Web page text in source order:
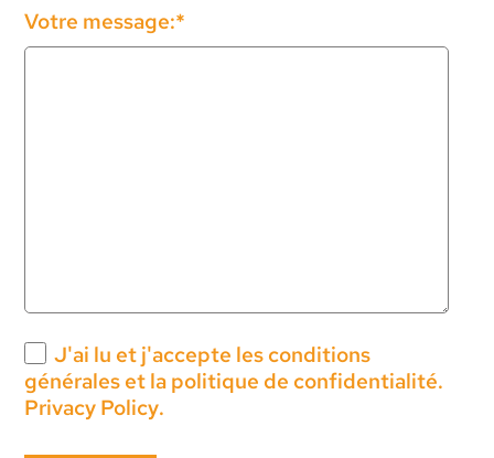
Champ
obligatoire
Votre message:*
J'ai lu et j'accepte les conditions
générales et la politique de confidentialité.
Privacy Policy.